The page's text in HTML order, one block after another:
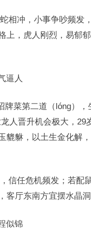
相冲，小事争吵频发
上，虎人刚烈，易郁
逼人
牌菜第二道（lóng）
人晋升机会极大，
貔貅，以土生金化解
信任危机频发；若配
客厅东南方宜摆水晶
似锦